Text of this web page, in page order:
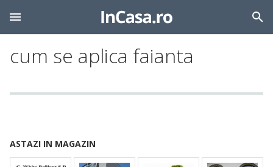
cum se aplica faianta
ASTAZI IN MAGAZIN